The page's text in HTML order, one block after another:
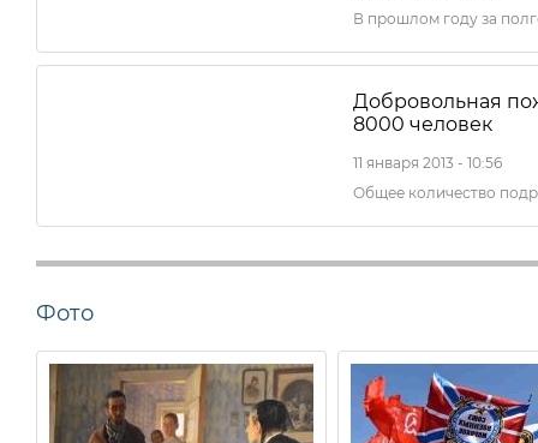
В прошлом году за
Добровольная
8000 человек
11 января 2013 - 10:56
Общее количество
Фото